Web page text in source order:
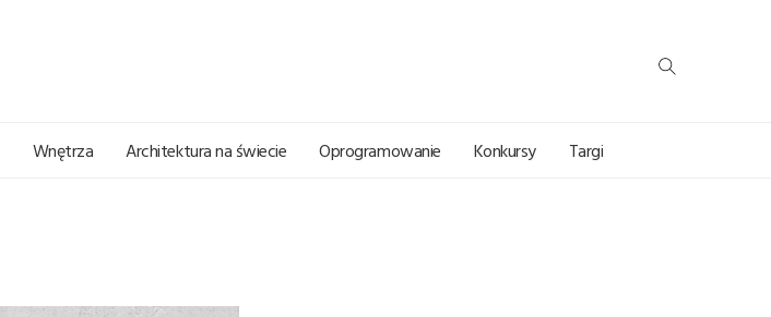
Wnętrza Architektura na świecie Oprogramowanie Konkursy Targi